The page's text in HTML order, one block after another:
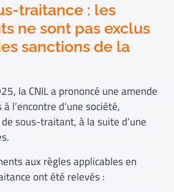
traitance : les
ne sont pas exclus
sanctions de la
la CNIL a prononcé une amende
l’encontre d’une société,
sous-traitant, à la suite d’une
aux règles applicables en
ont été relevés :